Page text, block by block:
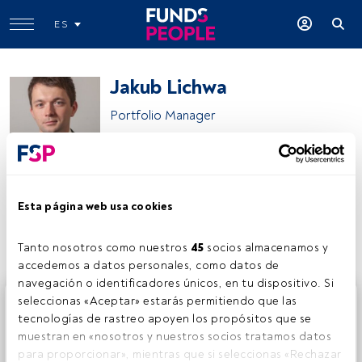
Esta página web usa cookies
Tanto nosotros como nuestros 45 socios almacenamos y
accedemos a datos personales, como datos de
navegación o identificadores únicos, en tu dispositivo. Si
seleccionas «Aceptar» estarás permitiendo que las
tecnologías de rastreo apoyen los propósitos que se
muestran en «nosotros y nuestros socios tratamos datos
para proporcionar», mientras que si seleccionas «Rechazar
ES
Jakub Lichwa
Portfolio Manager
Compartir:
Este es un artículo exclusivo para los usuarios registrados
de FundsPeople. Si ya estás registrado, accede desde el
botón Login. Si aún no tienes cuenta, te invitamos a
registrarte y disfrutar de todo el universo que ofrece